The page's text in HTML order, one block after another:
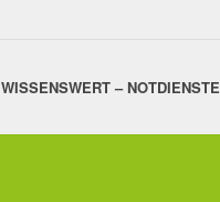
WISSENSWERT – NOTDIENSTE